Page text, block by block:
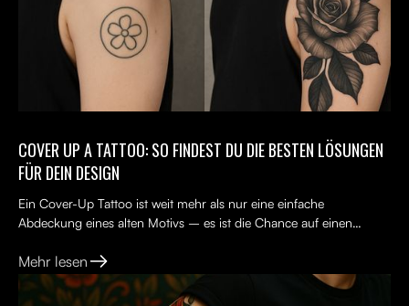
COVER UP A TATTOO: SO FINDEST DU DIE BESTEN LÖSUNGEN
FÜR DEIN DESIGN
Ein Cover-Up Tattoo ist weit mehr als nur eine einfache
Abdeckung eines alten Motivs – es ist die Chance auf einen
Mehr lesen